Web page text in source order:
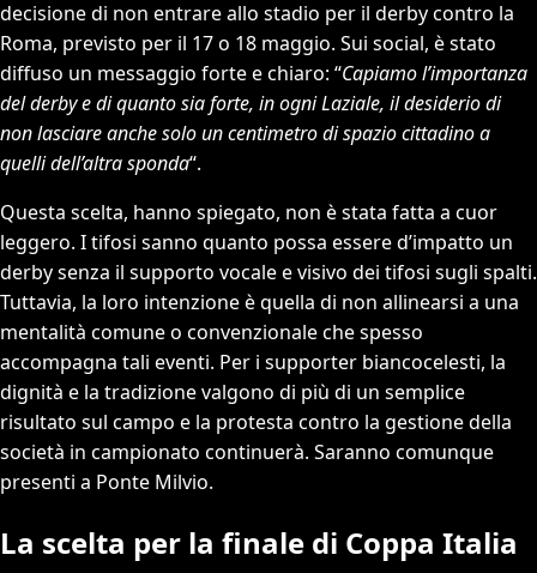
decisione di non entrare allo stadio per il derby contro la
Roma, previsto per il 17 o 18 maggio. Sui social, è stato
diffuso un messaggio forte e chiaro: “Capiamo l’importanza
del derby e di quanto sia forte, in ogni Laziale, il desiderio di
non lasciare anche solo un centimetro di spazio cittadino a
quelli dell’altra sponda“.
Questa scelta, hanno spiegato, non è stata fatta a cuor
leggero. I tifosi sanno quanto possa essere d’impatto un
derby senza il supporto vocale e visivo dei tifosi sugli spalti.
Tuttavia, la loro intenzione è quella di non allinearsi a una
mentalità comune o convenzionale che spesso
accompagna tali eventi. Per i supporter biancocelesti, la
dignità e la tradizione valgono di più di un semplice
risultato sul campo e la protesta contro la gestione della
società in campionato continuerà. Saranno comunque
presenti a Ponte Milvio.
La scelta per la finale di Coppa Italia